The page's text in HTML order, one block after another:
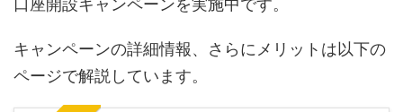
キャンペーンの詳細情報、さらにメリットは以下の
ページで解説しています。